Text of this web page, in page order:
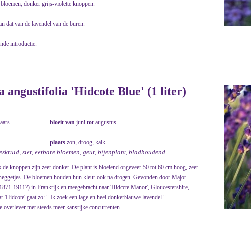
donker grijs-violette knoppen.
dat van de lavendel van de buren.
introductie.
angustifolia 'Hidcote Blue' (1 liter)
bloeit van juni tot augustus
plaats zon, droog, kalk
sier, eetbare bloemen, geur, bijenplant, bladhoudend
de knoppen zijn zeer donker. De plant is bloeiend ongeveer 50 tot 60 cm hoog, zeer
De bloemen houden hun kleur ook na drogen. Gevonden door Major
1911?) in Frankrijk en meegebracht naar 'Hidcote Manor', Gloucestershire,
'Hidcote' gaat zo: " Ik zoek een lage en heel donkerblauwe lavendel."
overlever met steeds meer kansrijke concurrenten.